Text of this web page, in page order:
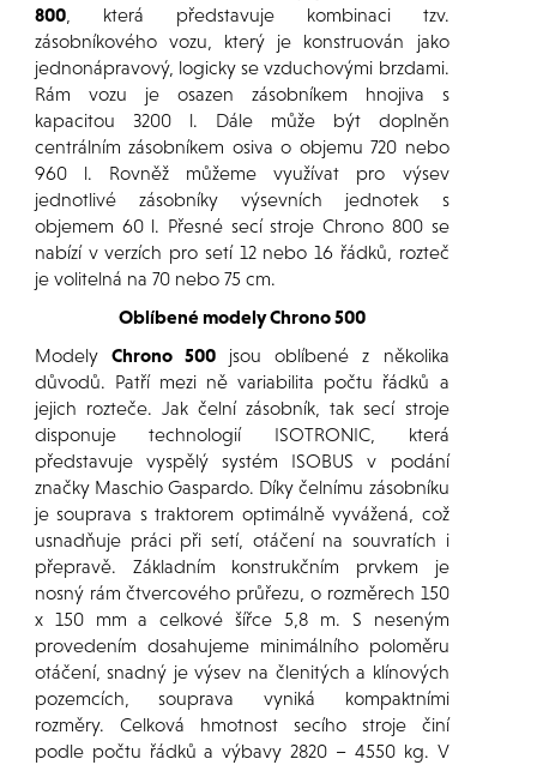
800, která představuje kombinaci tzv.
zásobníkového vozu, který je konstruován jako
jednonápravový, logicky se vzduchovými brzdami.
Rám vozu je osazen zásobníkem hnojiva s
kapacitou 3200 l. Dále může být doplněn
centrálním zásobníkem osiva o objemu 720 nebo
960 l. Rovněž můžeme využívat pro výsev
jednotlivé zásobníky výsevních jednotek s
objemem 60 l. Přesné secí stroje Chrono 800 se
nabízí v verzích pro setí 12 nebo 16 řádků, rozteč
je volitelná na 70 nebo 75 cm.
Oblíbené modely Chrono 500
ModelyChrono 500 jsou oblíbené z několika
důvodů. Patří mezi ně variabilita počtu řádků a
jejich rozteče. Jak čelní zásobník, tak secí stroje
disponuje technologií ISOTRONIC, která
představuje vyspělý systém ISOBUS v podání
značky Maschio Gaspardo. Díky čelnímu zásobníku
je souprava s traktorem optimálně vyvážená, což
usnadňuje práci při setí, otáčení na souvratích i
přepravě. Základním konstrukčním prvkem je
nosný rám čtvercového průřezu, o rozměrech 150
x 150 mm a celkové šířce 5,8 m. S neseným
provedením dosahujeme minimálního poloměru
otáčení, snadný je výsev na členitých a klínových
pozemcích, souprava vyniká kompaktními
rozměry. Celková hmotnost secího stroje činí
podle počtu řádků a výbavy 2820 – 4550 kg. V